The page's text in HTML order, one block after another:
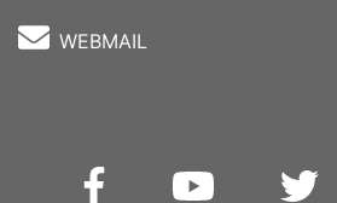
WEBMAIL